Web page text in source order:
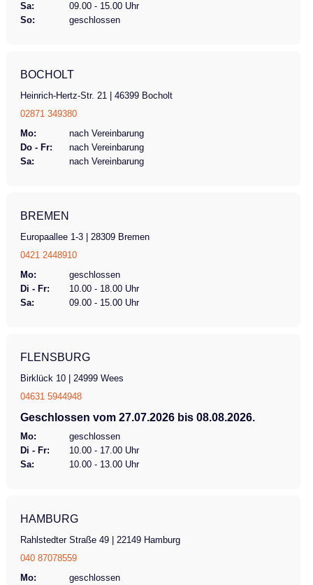
Sa:
09.00 - 15.00 Uhr
So:
geschlossen
BOCHOLT
Heinrich-Hertz-Str. 21 | 46399 Bocholt
02871 349380
Mo:
nach Vereinbarung
Do - Fr:
nach Vereinbarung
Sa:
nach Vereinbarung
BREMEN
Europaallee 1-3 | 28309 Bremen
0421 2448910
Mo:
geschlossen
Di - Fr:
10.00 - 18.00 Uhr
Sa:
09.00 - 15.00 Uhr
FLENSBURG
Birklück 10 | 24999 Wees
04631 5944948
Geschlossen vom 27.07.2026 bis 08.08.2026.
Mo:
geschlossen
Di - Fr:
10.00 - 17.00 Uhr
Sa:
10.00 - 13.00 Uhr
HAMBURG
Rahlstedter Straße 49 | 22149 Hamburg
040 87078559
Mo:
geschlossen